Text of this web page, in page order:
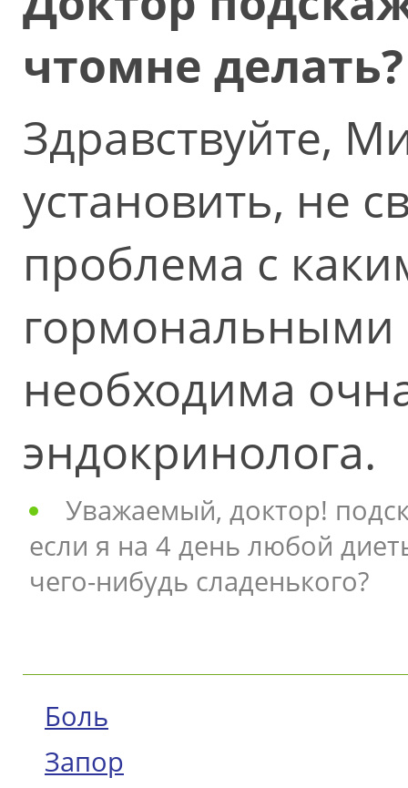
чтомне
Здравствуйте,
установить, не
проблема с
гормональными
необходима
эндокринолога.
Уважаемый, доктор!
если я на 4 день любой
чего-нибудь сладенького?
Боль
Запор